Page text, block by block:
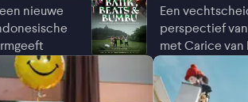
nieuwe
Een
perspectief
met Carice van